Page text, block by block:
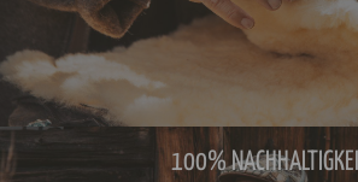
100% NACHHALTIGKEIT